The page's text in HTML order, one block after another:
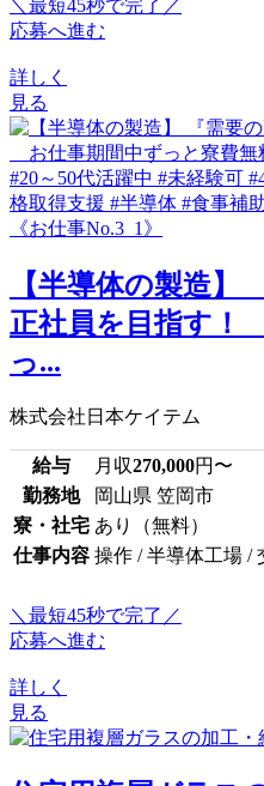
＼最短45秒で完了／
応募へ進む
詳しく
見る
【半導体の製造】
正社員を目指す
っ...
株式会社日本ケイテム
給与 月収270,000円〜
勤務地
岡山県 笠岡市
寮・社宅 あり（無料）
仕事内容 操作 / 半導体工場 /
＼最短45秒で完了／
応募へ進む
詳しく
見る